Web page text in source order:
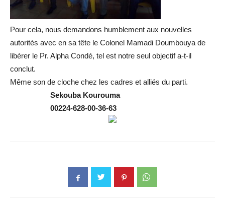
Pour cela, nous demandons humblement aux nouvelles
autorités avec en sa tête le Colonel Mamadi Doumbouya de
libérer le Pr. Alpha Condé, tel est notre seul objectif a-t-il
conclut.
Même son de cloche chez les cadres et alliés du parti.
Sekouba Kourouma
00224-628-00-36-63